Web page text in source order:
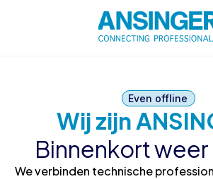
Even offline
Wij zijn
Binnenkort weer
We verbinden technische